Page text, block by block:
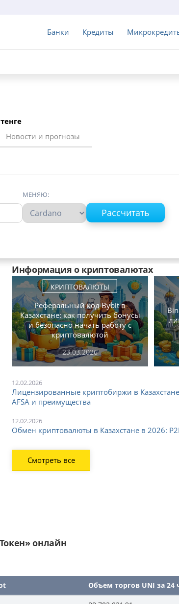
Банки Кредиты
Новости и прогнозы
МЕНЯЮ:
Информация о криптовалютах
КРИПТОВАЛЮТЫ
Реферальный код Bybit в
Казахстане: как получить бонусы
и безопасно начать работу с
криптовалютой
23.03.2026
12.02.2026
Лицензированные криптобиржи в
AFSA и преимущества
12.02.2026
Обмен криптовалюты в Казахстане в 2026:
Смотреть все
онлайн
Объем торгов UNI за 24